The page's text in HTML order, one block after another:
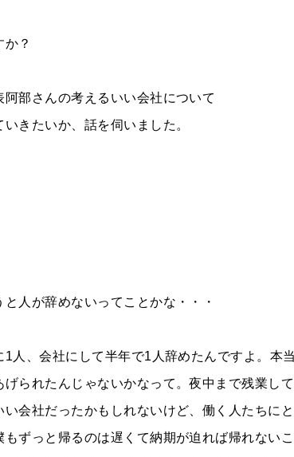
か？
部さんの考えるいい会社について
きたいか、話を伺いました。
人が辞めないってことかな・・・
人、会社にして半年で1人辞めたんですよ。本
げられたんじゃないかなって。夜中まで残業し
会社だったかもしれないけど、働く人たちに
もずっと帰るのは遅くて納期が迫れば帰れない